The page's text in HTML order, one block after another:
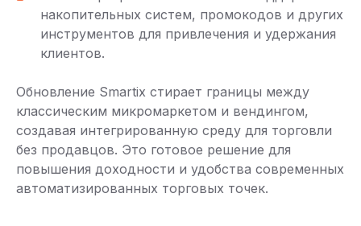
накопительных систем, промокодов и других
инструментов для привлечения и удержания
клиентов.
Обновление Smartix стирает границы между
классическим микромаркетом и вендингом,
создавая интегрированную среду для торговли
без продавцов. Это готовое решение для
повышения доходности и удобства современных
автоматизированных торговых точек.